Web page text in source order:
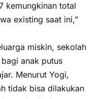
kemungkinan total
existing saat ini,”
miskin, sekolah
anak putus
Menurut Yogi,
tidak bisa dilakukan